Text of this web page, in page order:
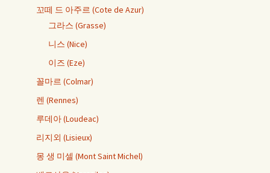
꼬떼 드 아주르 (Cote de Azur)
그라스 (Grasse)
니스 (Nice)
이즈 (Eze)
꼴마르 (Colmar)
렌 (Rennes)
루데아 (Loudeac)
리지외 (Lisieux)
몽 생 미셀 (Mont Saint Michel)